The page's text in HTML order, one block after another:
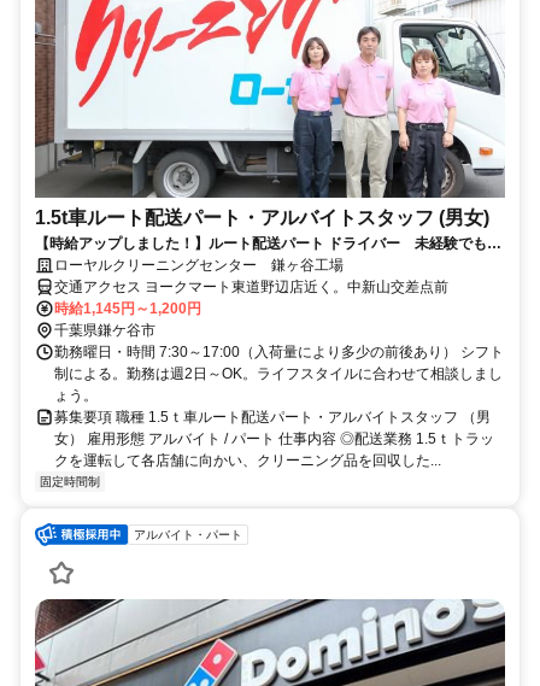
1.5t車ルート配送パート・アルバイトスタッフ (男女)
【時給アップしました！】ルート配送パート ドライバー 未経験でも安
心です！
ローヤルクリーニングセンター 鎌ヶ谷工場
交通アクセス ヨークマート東道野辺店近く。中新山交差点前
時給1,145円～1,200円
千葉県鎌ケ谷市
勤務曜日・時間 7:30～17:00（入荷量により多少の前後あり） シフト
制による。勤務は週2日～OK。ライフスタイルに合わせて相談しまし
ょう。
募集要項 職種 1.5ｔ車ルート配送パート・アルバイトスタッフ （男
女） 雇用形態 アルバイト / パート 仕事内容 ◎配送業務 1.5ｔトラッ
クを運転して各店舗に向かい、クリーニング品を回収した...
固定時間制
アルバイト・パート